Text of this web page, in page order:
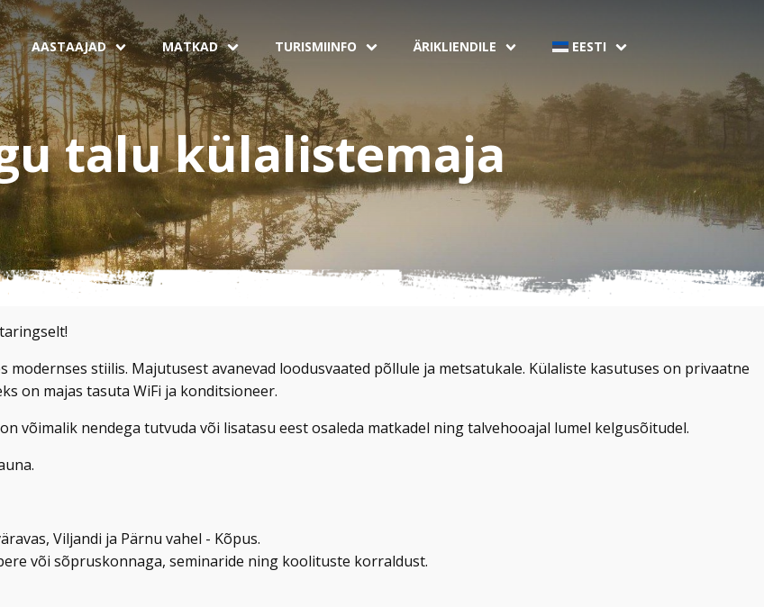
AASTAAJAD MATKAD TURISMIINFO ÄRIKLIENDILE EESTI
talu külalistemaja
stiilis. Majutusest avanevad loodusvaated põllule ja metsatukale. Külaliste kasutuses on privaatne
on majas tasuta WiFi ja konditsioneer.
võimalik nendega tutvuda või lisatasu eest osaleda matkadel ning talvehooajal lumel kelgusõitudel.
Viljandi ja Pärnu vahel - Kõpus.
või sõpruskonnaga, seminaride ning koolituste korraldust.